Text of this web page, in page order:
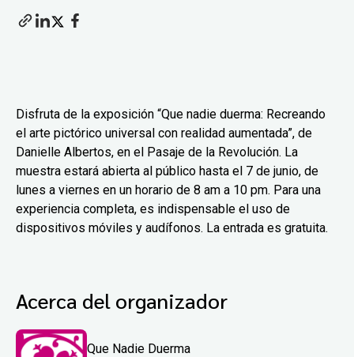
Disfruta de la exposición “Que nadie duerma: Recreando
el arte pictórico universal con realidad aumentada”, de
Danielle Albertos, en el Pasaje de la Revolución. La
muestra estará abierta al público hasta el 7 de junio, de
lunes a viernes en un horario de 8 am a 10 pm. Para una
experiencia completa, es indispensable el uso de
dispositivos móviles y audífonos. La entrada es gratuita.
Acerca del organizador
Que Nadie Duerma